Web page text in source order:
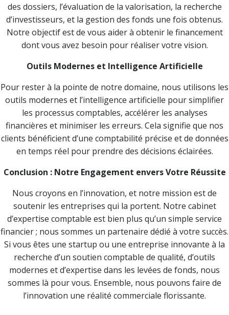
des dossiers, l’évaluation de la valorisation, la recherche
d’investisseurs, et la gestion des fonds une fois obtenus.
Notre objectif est de vous aider à obtenir le financement
dont vous avez besoin pour réaliser votre vision.
Outils Modernes et Intelligence Artificielle
Pour rester à la pointe de notre domaine, nous utilisons les
outils modernes et l’intelligence artificielle pour simplifier
les processus comptables, accélérer les analyses
financières et minimiser les erreurs. Cela signifie que nos
clients bénéficient d’une comptabilité précise et de données
en temps réel pour prendre des décisions éclairées.
Conclusion : Notre Engagement envers Votre Réussite
Nous croyons en l’innovation, et notre mission est de
soutenir les entreprises qui la portent. Notre cabinet
d’expertise comptable est bien plus qu’un simple service
financier ; nous sommes un partenaire dédié à votre succès.
Si vous êtes une startup ou une entreprise innovante à la
recherche d’un soutien comptable de qualité, d’outils
modernes et d’expertise dans les levées de fonds, nous
sommes là pour vous. Ensemble, nous pouvons faire de
l’innovation une réalité commerciale florissante.